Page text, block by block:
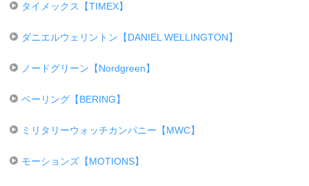
タイメックス【TIMEX】
ダニエルウェリントン【DANIEL WELLINGTON】
ノードグリーン【Nordgreen】
ベーリング【BERING】
ミリタリーウォッチカンパニー【MWC】
モーションズ【MOTIONS】